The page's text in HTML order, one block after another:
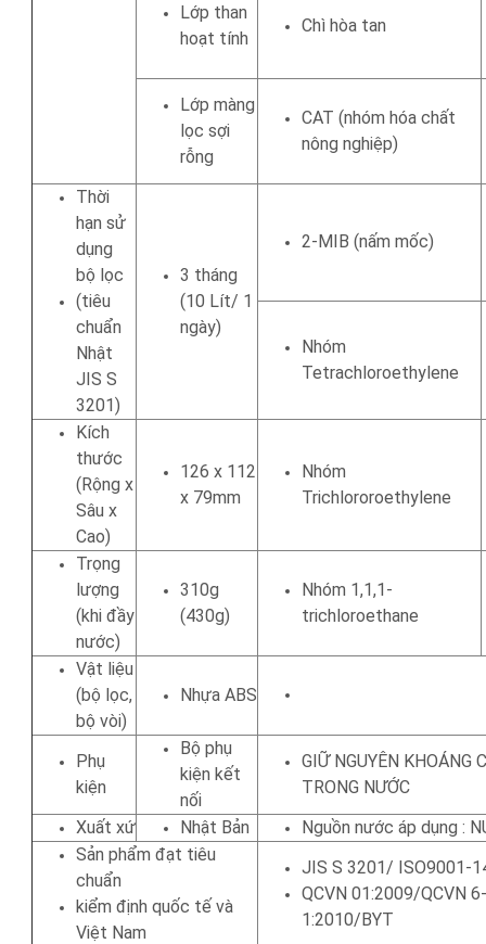
Lớp than
hoạt tính
Chì hòa tan
Lớp màng
lọc sợi
rỗng
CAT (nhóm hóa chất
nông nghiệp)
Thời
hạn sử
dụng
bộ lọc
(tiêu
chuẩn
Nhật
JIS S
3201)
3 tháng
(10 Lít/ 1
ngày)
2-MIB (nấm mốc)
Nhóm
Tetrachloroethylene
Kích
thước
(Rộng x
Sâu x
Cao)
126 x 112
x 79mm
Nhóm
Trichlororoethylene
Trọng
lượng
(khi đầy
nước)
310g
(430g)
Nhóm 1,1,1-
trichloroethane
Vật liệu
(bộ lọc,
bộ vòi)
Nhựa ABS
Phụ
kiện
Bộ phụ
kiện kết
nối
GIỮ NGUYÊN KHOÁNG
TRONG NƯỚC
Xuất xứ
Nhật Bản
Nguồn nước áp dụng :
Sản phẩm đạt tiêu
chuẩn
kiểm định quốc tế và
Việt Nam
JIS S 3201/ ISO9001-
QCVN 01:2009/QCVN 6-
1:2010/BYT